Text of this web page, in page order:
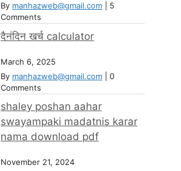
By manhazweb@gmail.com
5
Comments
दैनंदिन खर्च calculator
March 6, 2025
By manhazweb@gmail.com
0
Comments
shaley poshan aahar
swayampaki madatnis karar
nama download pdf
November 21, 2024